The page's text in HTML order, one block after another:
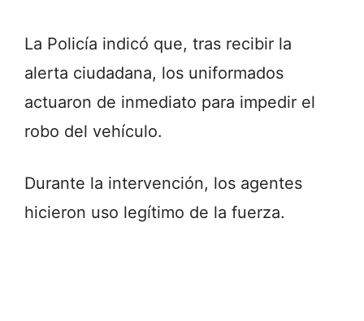
La Policía indicó que, tras recibir la
alerta ciudadana, los uniformados
actuaron de inmediato para impedir el
robo del vehículo.
Durante la intervención, los agentes
hicieron uso legítimo de la fuerza.